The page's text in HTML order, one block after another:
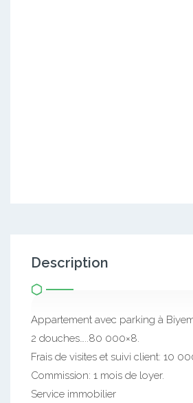
Description
Appartement avec parking à
2 douches…..80 000×8.
Frais de visites et suivi client: 10
Commission: 1 mois de loyer.
Service immobilier